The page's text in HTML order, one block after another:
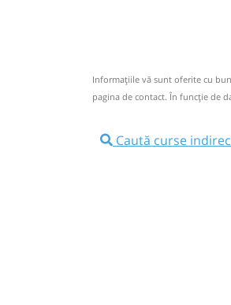
Nu a circulat?
Pune poze
08:00 Târgoviște
Informaţiile vă sunt oferite cu
pagina de contact. În funcție de
Caută curse